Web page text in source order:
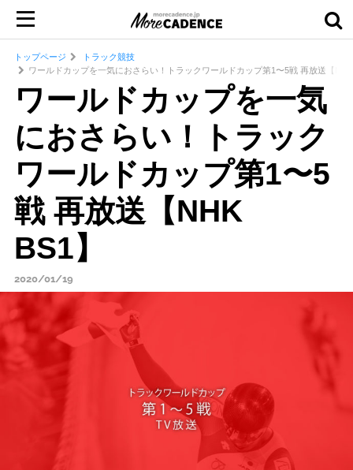
トップページ
トラック競技
ワールドカップを一気におさらい！トラックワールドカップ第1〜5戦 再放送【
ワールドカップを一気
におさらい！トラック
ワールドカップ第1〜5
戦 再放送【NHK
BS1】
2020/01/19